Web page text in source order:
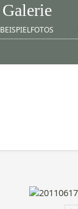
Galerie
BEISPIELFOTOS